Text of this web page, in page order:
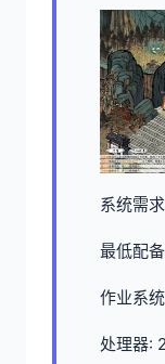
系统需求
最低配
作业系
处理器: